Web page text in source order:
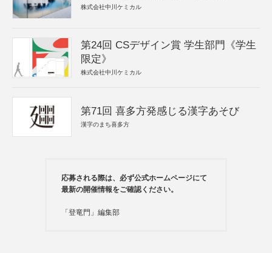
株式会社中川ケミカル
第24回 CSデザイン賞 学生部門《学生
限定》
株式会社中川ケミカル
第71回 喜多方発感じる漢字あそび
漢字のまち喜多方
応募される際は、必ず公式ホームページにて
最新の開催情報をご確認ください。
「登竜門」編集部